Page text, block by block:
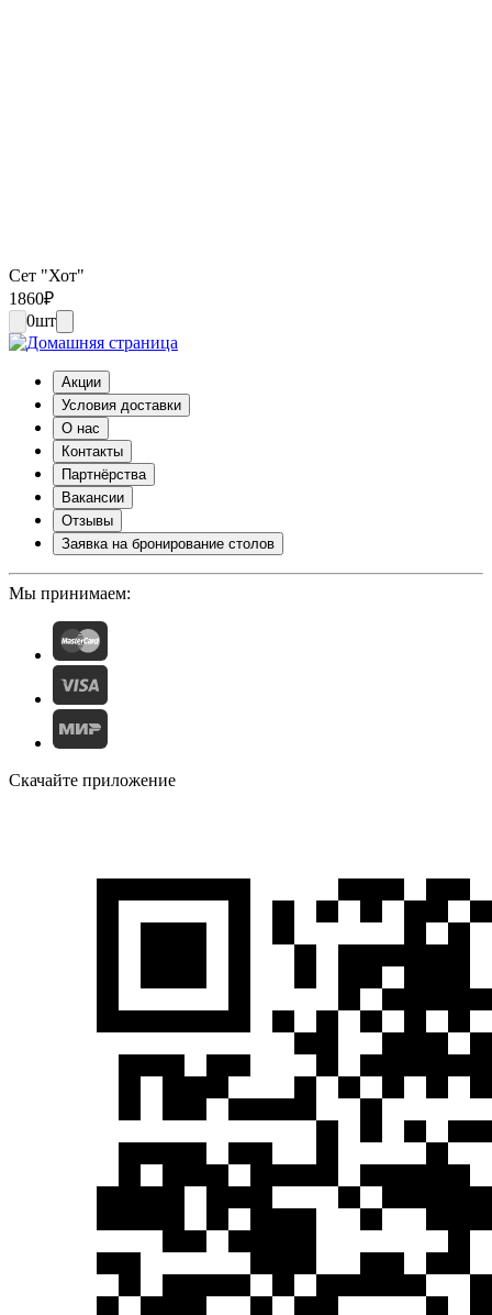
Сет "Хот"
1860₽
0шт
Акции
Условия доставки
О нас
Контакты
Партнёрства
Вакансии
Отзывы
Заявка на бронирование столов
Мы принимаем:
Скачайте приложение